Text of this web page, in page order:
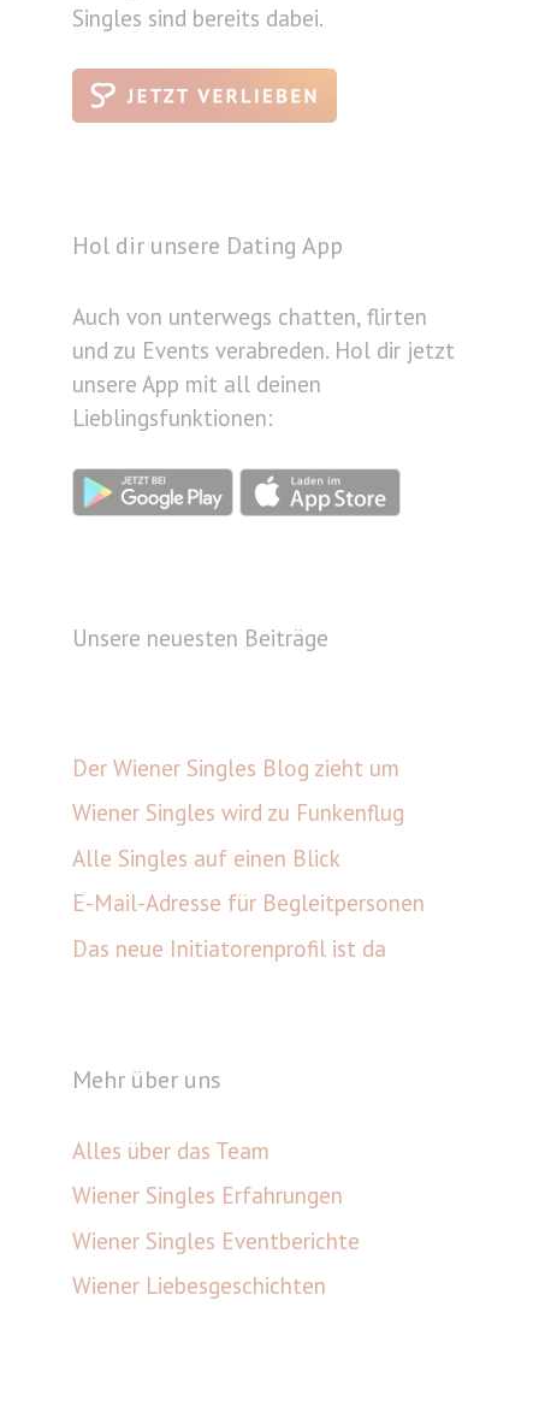
Singles sind bereits dabei.
Hol dir unsere Dating App
Auch von unterwegs chatten, flirten
und zu Events verabreden. Hol dir jetzt
unsere App mit all deinen
Lieblingsfunktionen:
Unsere neuesten Beiträge
Der Wiener Singles Blog zieht um
Wiener Singles wird zu Funkenflug
Alle Singles auf einen Blick
E-Mail-Adresse für Begleitpersonen
Das neue Initiatorenprofil ist da
Mehr über uns
Alles über das Team
Wiener Singles Erfahrungen
Wiener Singles Eventberichte
Wiener Liebesgeschichten